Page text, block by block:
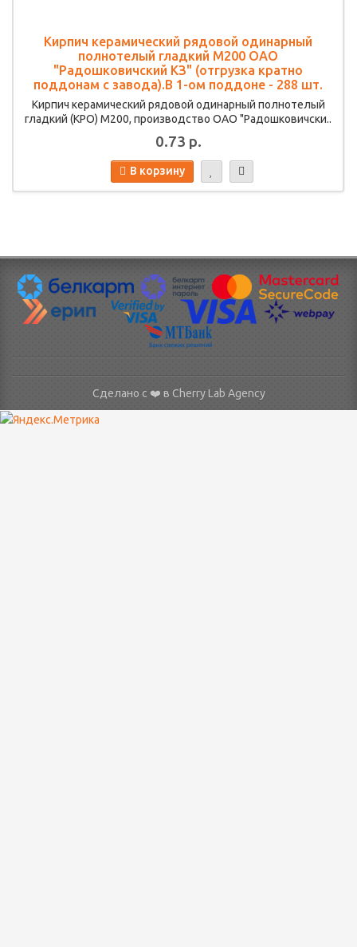
Кирпич керамический рядовой одинарный
полнотелый гладкий М200 ОАО
"Радошковичский КЗ" (отгрузка кратно
поддонам с завода).В 1-ом поддоне - 288 шт.
Кирпич керамический рядовой одинарный полнотелый
гладкий (КРО) М200, производство ОАО "Радошковичски..
0.73 р.
В корзину
Сделано с ❤️ в Cherry Lab Agency